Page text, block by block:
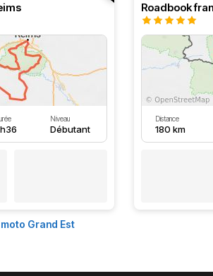
Niveau
Débutant
Distance
180 km
Grand Est